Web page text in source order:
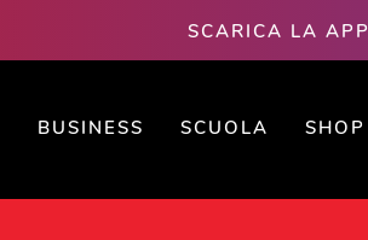
SCARICA LA APP
BUSINESS SCUOLA SHOP